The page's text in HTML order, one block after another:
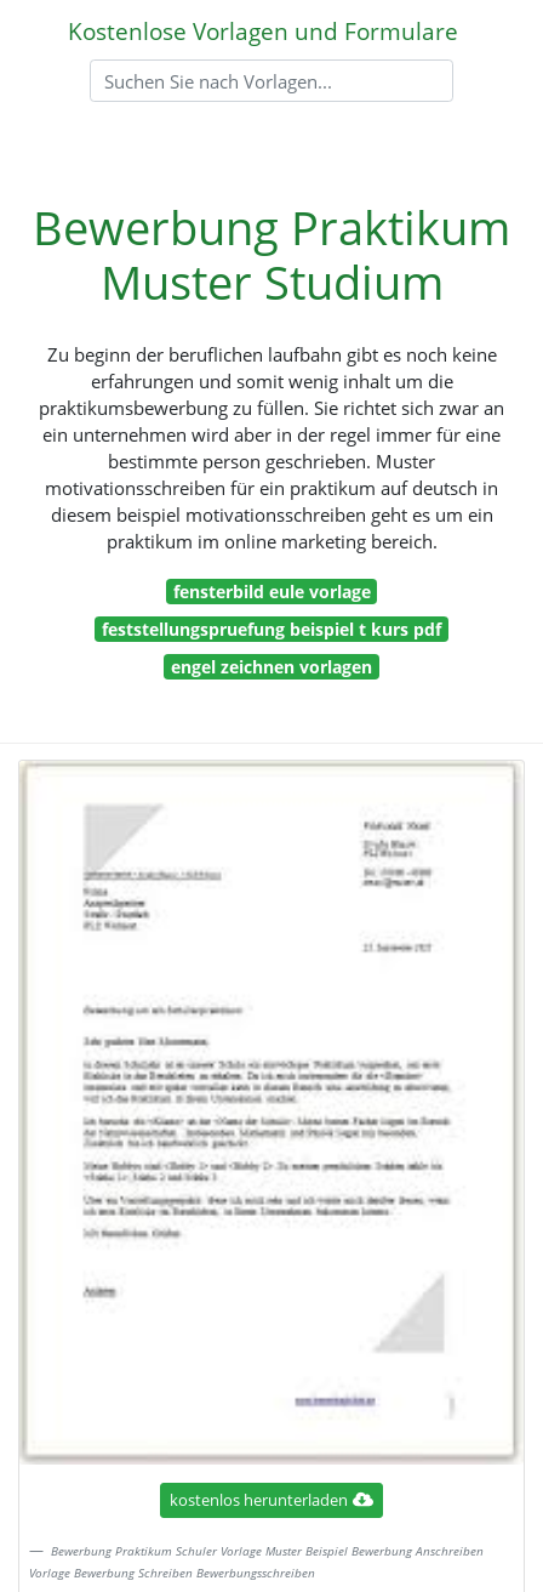
Kostenlose Vorlagen und Formulare
Bewerbung Praktikum
Muster Studium
Zu beginn der beruflichen laufbahn gibt es noch keine
erfahrungen und somit wenig inhalt um die
praktikumsbewerbung zu füllen. Sie richtet sich zwar an
ein unternehmen wird aber in der regel immer für eine
bestimmte person geschrieben. Muster
motivationsschreiben für ein praktikum auf deutsch in
diesem beispiel motivationsschreiben geht es um ein
praktikum im online marketing bereich.
fensterbild eule vorlage
feststellungspruefung beispiel t kurs pdf
engel zeichnen vorlagen
kostenlos herunterladen
Bewerbung Praktikum Schuler Vorlage Muster Beispiel Bewerbung Anschreiben
Vorlage Bewerbung Schreiben Bewerbungsschreiben